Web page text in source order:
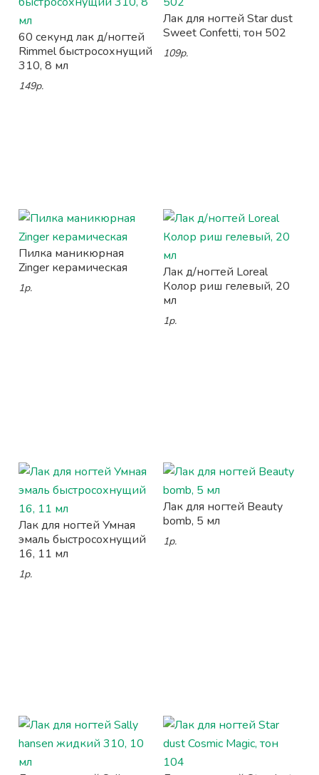
60 секунд лак д/ногтей
Rimmel быстросохнущий
310, 8 мл
149р.
Лак для ногтей Star dust
Sweet Confetti, тон 502
109р.
Пилка маникюрная
Zinger керамическая
1р.
Лак д/ногтей Loreal
Колор риш гелевый, 20
мл
1р.
Лак для ногтей Умная
эмаль быстросохнущий
16, 11 мл
1р.
Лак для ногтей Beauty
bomb, 5 мл
1р.